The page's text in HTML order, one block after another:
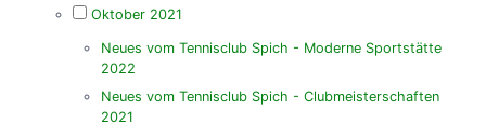
Oktober 2021
Neues vom Tennisclub Spich - Moderne Sportstätte
2022
Neues vom Tennisclub Spich - Clubmeisterschaften
2021